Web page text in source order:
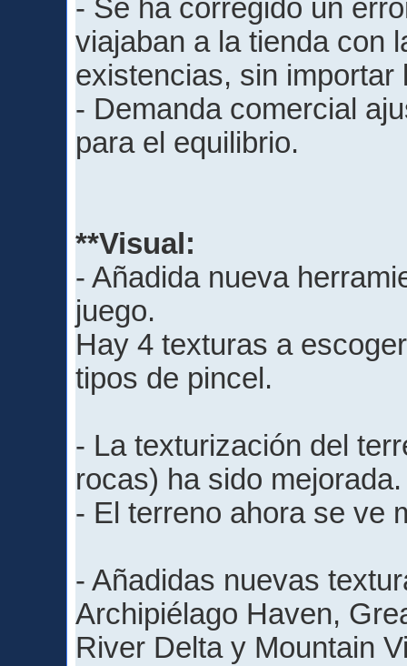
- Se ha corregido un
viajaban a la tienda con
existencias, sin importar
- Demanda comercial
para el equilibrio.
**Visual: ​
- Añadida nueva
juego.
Hay 4 texturas a
tipos de pincel.
- La texturización del
rocas) ha sido mejorada.
- El terreno ahora se ve
- Añadidas nuevas
Archipiélago Haven,
River Delta y Mountain